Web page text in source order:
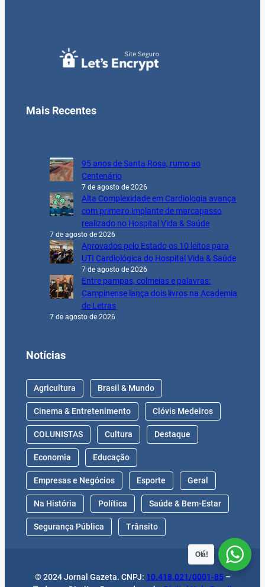
Mais Recentes
95 anos de Santa Rosa, rumo ao
Centenário
7 de agosto de 2026
Alta Complexidade em Cardiologia avança
com primeiro implante de marcapasso
realizado no Hospital Vida & Saúde
7 de agosto de 2026
Aprovados pelo Estado os 10 leitos para
UTI Cardiológica do Hospital Vida & Saúde
7 de agosto de 2026
Entre pampas, colmeias e palavras:
Campinense lança dois livros na Academia
de Letras
7 de agosto de 2026
Notícias
Agricultura Brasil & Mundo
Cinema & Entretenimento Clóvis Medeiros
COLUNISTAS Cultura Destaque
Economia Educação
Empresas e Negócios Esporte Geral
Na História Política Saúde & Bem-Estar
Segurança Pública Trânsito
© 2024 Jornal Gazeta. CNPJ: 10.418.021/0001-85–
Olá!